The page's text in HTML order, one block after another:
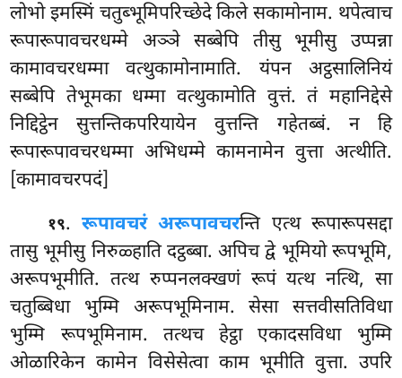
लोभो इमस्मिं चतुब्भूमिपरिच्छेदे किले सकामोनाम. थपेत्वाच
रूपारूपावचरधम्मे अञ्ञे सब्बेपि तीसु भूमीसु उप्पन्ना
कामावचरधम्मा वत्थुकामोनामाति. यंपन अट्ठसालिनियं
सब्बेपि तेभूमका धम्मा वत्थुकामोति वुत्तं. तं महानिद्देसे
निद्दिट्ठेन सुत्तन्तिकपरियायेन वुत्तन्ति गहेतब्बं. न हि
रूपारूपावचरधम्मा अभिधम्मे कामनामेन वुत्ता अत्थीति.
[कामावचरपदं]
१९.रूपावचरं अरूपावचरन्ति एत्थ रूपारूपसद्दा
तासु भूमीसु निरुळ्हाति दट्ठब्बा. अपिच द्वे भूमियो रूपभूमि,
अरूपभूमीति. तत्थ रुप्पनलक्खणं रूपं यत्थ नत्थि, सा
चतुब्बिधा भुम्मि अरूपभूमिनाम. सेसा सत्तवीसतिविधा
भुम्मि रूपभूमिनाम. तत्थच हेट्ठा एकादसविधा भुम्मि
ओळारिकेन कामेन विसेसेत्वा काम भूमीति वुत्ता. उपरि